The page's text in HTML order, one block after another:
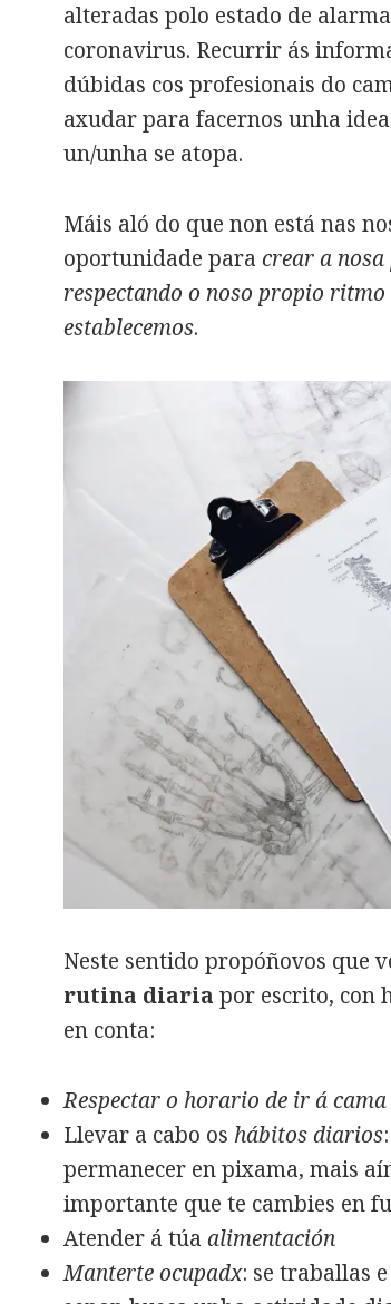
alteradas polo estado de
coronavirus. Recurrir ás
dúbidas cos profesionais do
axudar para facernos unha
un/unha se atopa.
Máis aló do que non está nas
oportunidade paracrear a
respectando o noso propio
establecemos.
Neste sentido propóñovos que
rutina diaria por escrito, con
en conta:
Respectar o horario de ir á
Llevar a cabo os hábitos diarios
permanecer en pixama, mais
importante que te cambies en
Atender á túaalimentación
Manterte ocupadx: se traballas